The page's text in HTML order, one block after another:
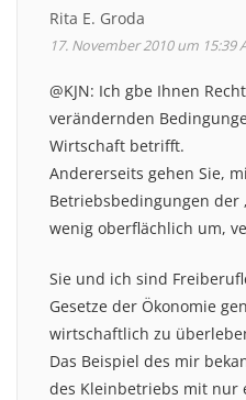
Rita E. Groda
17. November 2010 um 15:39
@KJN: Ich gbe Ihnen
verändernden
Wirtschaft betrifft.
Andererseits gehen Sie,
Betriebsbedingungen der
wenig oberflächlich um,
Sie und ich sind
Gesetze der Ökonomie
wirtschaftlich zu
Das Beispiel des mir
des Kleinbetriebs mit